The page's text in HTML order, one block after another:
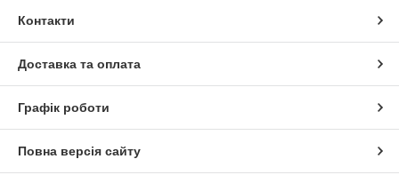
Контакти
Доставка та оплата
Графік роботи
Повна версія сайту